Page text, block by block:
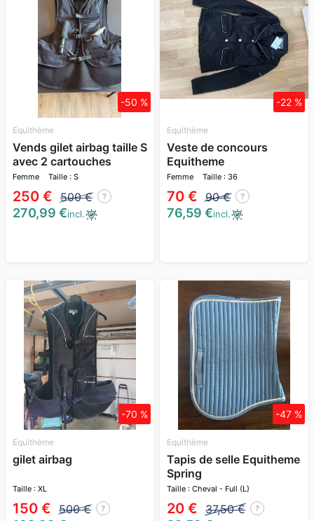
Equithème
Vends gilet airbag taille S
avec 2 cartouches
neuves
Femme Taille : S
250 € 500 € ?
-50 %
270,99 €incl.
Equithème
Veste de concours
Equitheme
Femme Taille : 36
70 € 90 € ?
-22 %
76,59 €incl.
Equithème
gilet airbag
Taille : XL
150 € 500 € ?
-70 %
Equithème
Tapis de selle Equitheme
Spring
Taille : Cheval - Full (L)
20 € 37,50 € ?
-47 %